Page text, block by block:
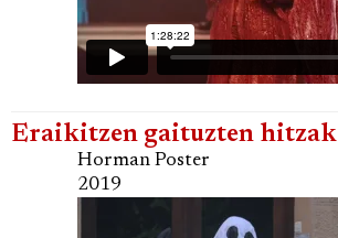
Eraikitzen gaituzten hitzak
Horman Poster
2019